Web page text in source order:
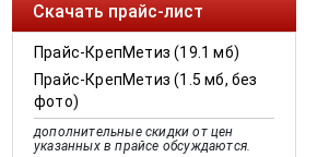
Скачать прайс-лист
Прайс-КрепМетиз (19.1 мб)
Прайс-КрепМетиз (1.5 мб, без
фото)
дополнительные скидки от цен
указанных в прайсе обсуждаются.